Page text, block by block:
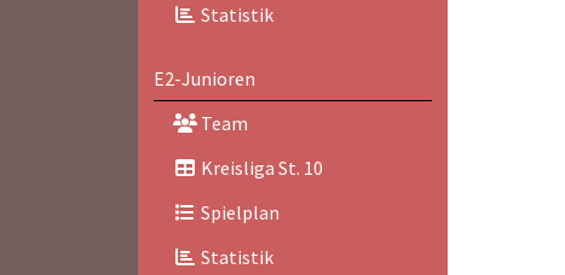
Statistik
E2-Junioren
Team
Kreisliga St. 10
Spielplan
Statistik